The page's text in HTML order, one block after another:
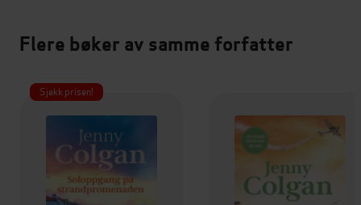
Flere bøker av samme forfatter
Sjekk prisen!